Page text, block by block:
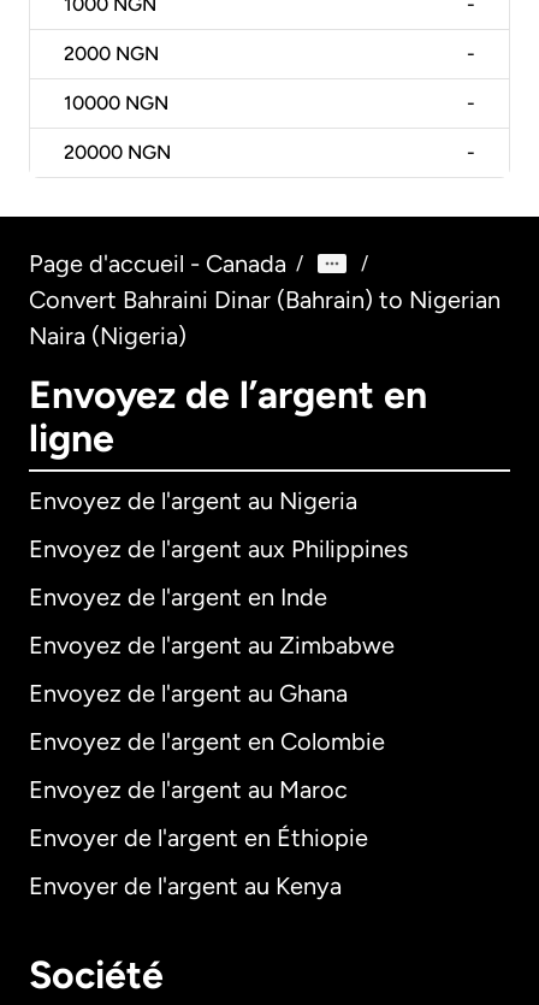
1000 NGN -
2000 NGN -
10000 NGN -
20000 NGN -
Page d'accueil - Canada / /
Convert Bahraini Dinar (Bahrain) to Nigerian
Naira (Nigeria)
Envoyez de l’argent en
ligne
Envoyez de l'argent au Nigeria
Envoyez de l'argent aux Philippines
Envoyez de l'argent en Inde
Envoyez de l'argent au Zimbabwe
Envoyez de l'argent au Ghana
Envoyez de l'argent en Colombie
Envoyez de l'argent au Maroc
Envoyer de l'argent en Éthiopie
Envoyer de l'argent au Kenya
Société